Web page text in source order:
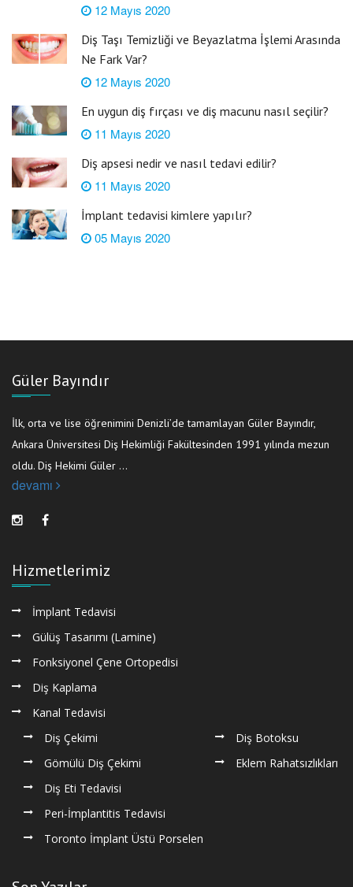
12 Mayıs 2020
Diş Taşı Temizliği ve Beyazlatma İşlemi Arasında
Ne Fark Var?
12 Mayıs 2020
En uygun diş fırçası ve diş macunu nasıl seçilir?
11 Mayıs 2020
Diş apsesi nedir ve nasıl tedavi edilir?
11 Mayıs 2020
İmplant tedavisi kimlere yapılır?
05 Mayıs 2020
Güler Bayındır
İlk, orta ve lise öğrenimini Denizli’de tamamlayan Güler Bayındır,
Ankara Üniversitesi Diş Hekimliği Fakültesinden 1991 yılında mezun
oldu. Diş Hekimi Güler ...
devamı
Hizmetlerimiz
İmplant Tedavisi
Gülüş Tasarımı (Lamine)
Fonksiyonel Çene Ortopedisi
Diş Kaplama
Kanal Tedavisi
Diş Çekimi
Gömülü Diş Çekimi
Diş Eti Tedavisi
Peri-İmplantitis Tedavisi
Toronto İmplant Üstü Porselen
Diş Botoksu
Eklem Rahatsızlıkları